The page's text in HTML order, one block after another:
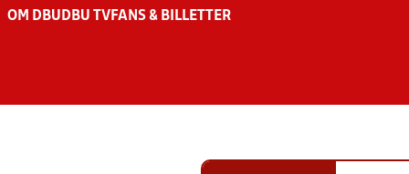
OM DBU DBU TV FANS & BILLETTER